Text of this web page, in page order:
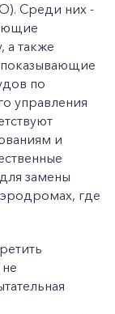
Среди них -
а также
по
управления
и
замены
где